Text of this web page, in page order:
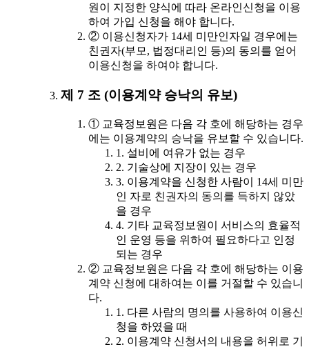
원이 지정한 양식에 따라 온라인신청을 이용
하여 가입 신청을 해야 합니다.
② 이용신청자가 14세 미만인자일 경우에는
친권자(부모, 법정대리인 등)의 동의를 얻어
이용신청을 하여야 합니다.
제 7 조 (이용계약 승낙의 유보)
① 교육정보원은 다음 각 호에 해당하는 경우
에는 이용계약의 승낙을 유보할 수 있습니다.
1. 설비에 여유가 없는 경우
2. 기술상에 지장이 있는 경우
3. 이용계약을 신청한 사람이 14세 미만
인 자로 친권자의 동의를 득하지 않았
을 경우
4. 기타 교육정보원이 서비스의 효율적
인 운영 등을 위하여 필요하다고 인정
되는 경우
② 교육정보원은 다음 각 호에 해당하는 이용
계약 신청에 대하여는 이를 거절할 수 있습니
다.
1. 다른 사람의 명의를 사용하여 이용신
청을 하였을 때
2. 이용계약 신청서의 내용을 허위로 기